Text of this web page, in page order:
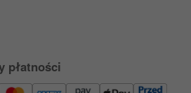
płatności